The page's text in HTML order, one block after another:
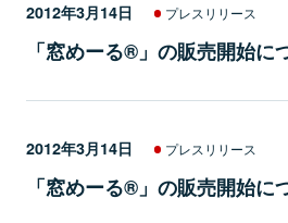
2012年3月14日 プレスリリース
「窓めーる®」の販売開始に
2012年3月14日 プレスリリース
「窓めーる®」の販売開始に